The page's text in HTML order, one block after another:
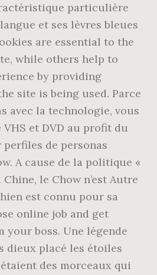
particulière
et ses lèvres bleues
are essential to the
while others help to
by providing
site is being used. Parce
avec la technologie, vous
VHS et DVD au profit du
de personas
A cause de la politique «
le Chow n’est Autre
est connu pour sa
online job and get
your boss. Une légende
dieux placé les étoiles
des morceaux qui